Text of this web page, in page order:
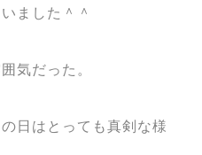
ました＾＾
気だった。
日はとっても真剣な様